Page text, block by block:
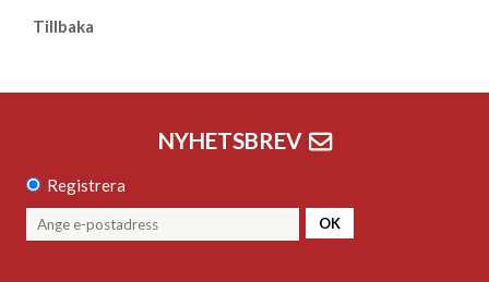
Tillbaka
NYHETSBREV
Registrera
OK